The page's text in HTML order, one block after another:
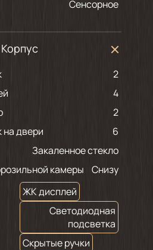
Сенсорное
Корпус
2
4
2
на двери
6
Закаленное стекло
камеры
Снизу
ЖК дисплей
Светодиодная
подсветка
Скрытые ручки